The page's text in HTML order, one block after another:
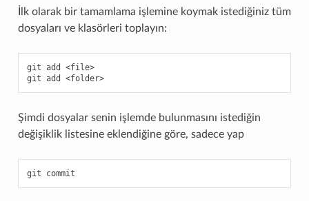
İlk olarak bir tamamlama işlemine koymak istediğiniz tüm
dosyaları ve klasörleri toplayın:
git add
<file>
git add <folder>
Şimdi dosyalar senin işlemde bulunmasını istediğin
değişiklik listesine eklendiğine göre, sadece yap
git